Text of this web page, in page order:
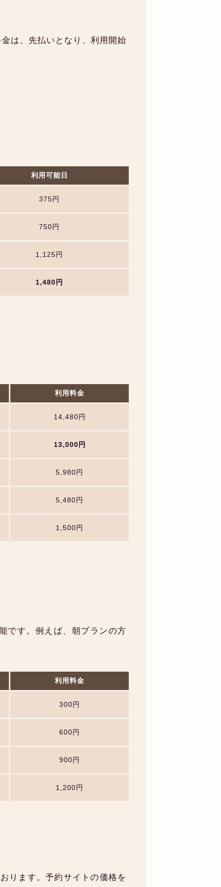
は、先払いとなり、利用開始
利用可能日
375円
750円
1,125円
1,480円
利用料金
14,480円
13,000円
5,980円
5,480円
1,500円
です。例えば、朝プランの方
利用料金
300円
600円
900円
1,200円
ります。予約サイトの価格を